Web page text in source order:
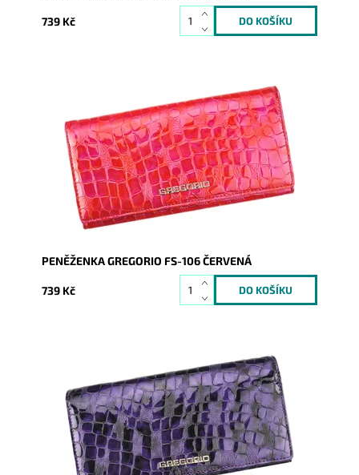
739 Kč
Velmi krásná peněženka, jejíž povrch imituje krokodýlí
kůži. Novinka, která svým vzhledem zaujme na první
pohled...
Dostupnost:
Skladem
1541
Značka:
Gregorio
Záruka:
2 roky
PENĚŽENKA GREGORIO FS-106 ČERVENÁ
739 Kč
Velmi krásná peněženka, jejíž povrch imituje krokodýlí
kůži. Novinka, která svým vzhledem zaujme na první
pohled...
Dostupnost:
Skladem
1542
Značka:
Gregorio
Záruka:
2 roky